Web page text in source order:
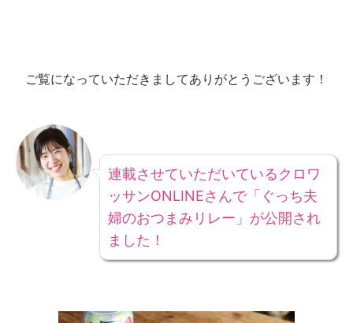
ご覧になっていただきましてありがとうございます！
連載させていただいているクロワ
ッサンONLINEさんで「ぐっち夫
婦のおつまみリレー」が公開され
ました！